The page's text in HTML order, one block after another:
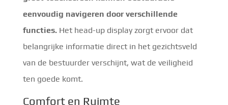
eenvoudig navigeren door verschillende
functies.Het head-up display zorgt ervoor dat
belangrijke informatie direct in het gezichtsveld
van de bestuurder verschijnt, wat de veiligheid
ten goede komt.
Comfort en Ruimte